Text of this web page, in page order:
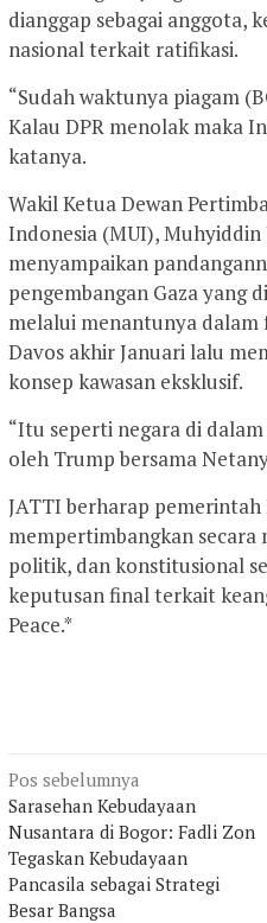
dianggap sebagai anggota,
nasional terkait ratifikasi.
“Sudah waktunya piagam
Kalau DPR menolak maka
katanya.
Wakil Ketua Dewan
Indonesia (MUI),
menyampaikan
pengembangan Gaza yang
melalui menantunya
Davos akhir Januari lalu
konsep kawasan eksklusif.
“Itu seperti negara di
oleh Trump bersama
JATTI berharap pemerintah
mempertimbangkan secara
politik, dan konstitusional
keputusan final terkait
Peace.*
Navigasi
pos
Pos sebelumnya
Sarasehan Kebudayaan
Nusantara di Bogor: Fadli Zon
Tegaskan Kebudayaan
Pancasila sebagai Strategi
Besar Bangsa